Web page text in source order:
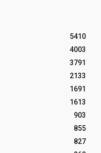
5410
4003
3791
2133
1691
1613
903
855
827